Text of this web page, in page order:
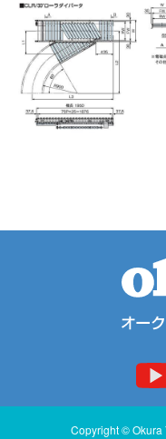
Copyright © Okura